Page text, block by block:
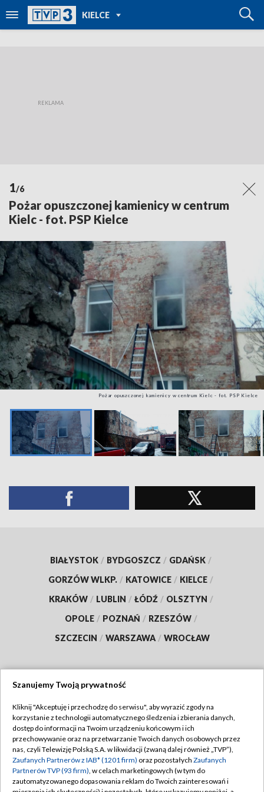
KIELCE
TVP REGIONY
1/6
Pożar opuszczonej kamienicy w centrum
Kielc - fot. PSP Kielce
Pożar opuszczonej kamienicy w centrum Kielc - fot. PSP Kielce
BIAŁYSTOK / BYDGOSZCZ / GDAŃSK /
GORZÓW WLKP. / KATOWICE / KIELCE /
KRAKÓW / LUBLIN / ŁÓDŹ / OLSZTYN /
OPOLE / POZNAŃ / RZESZÓW /
SZCZECIN / WARSZAWA / WROCŁAW
TVP
Abonament TVP
Emisja w TVP
Centrum informacji TVP
Regulamin TVP
Polityka prywatności
Moje zgody
Szanujemy Twoją prywatność
Kliknij "Akceptuję i przechodzę do serwisu", aby wyrazić zgody na
korzystanie z technologii automatycznego śledzenia i zbierania danych,
dostęp do informacji na Twoim urządzeniu końcowym i ich
przechowywanie oraz na przetwarzanie Twoich danych osobowych przez
nas, czyli Telewizję Polską S.A. w likwidacji (zwaną dalej również „TVP”),
Zaufanych Partnerów z IAB* (1201 firm) oraz pozostałych Zaufanych
Partnerów TVP (93 firm), w celach marketingowych (w tym do
zautomatyzowanego dopasowania reklam do Twoich zainteresowań i